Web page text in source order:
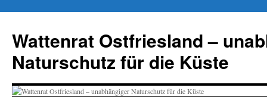
springen
Wattenrat Ostfriesland –
Naturschutz für die Küste